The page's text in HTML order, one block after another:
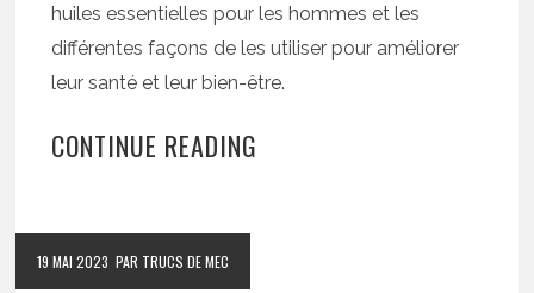
huiles essentielles pour les hommes et les
différentes façons de les utiliser pour améliorer
leur santé et leur bien-être.
CONTINUE READING
19 MAI 2023 PAR TRUCS DE MEC